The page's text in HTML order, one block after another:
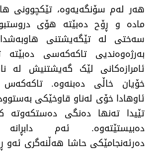
​هەر لەم سۆنگەیەوە، تێکچوونی
مادە و ڕۆح دەبێتە هۆی
سەختی لە تێگەیشتنی
بەرژەوەندیی تاکەکەسی
ئامرازەکانی لێک گەیشتنیش لە
خۆیان خاڵی دەبنەوە. تاکەکەس
ئاوهادا خۆی لەناو قاوخێکی
تێیدا تەنها دەنگی دەستکەوتە
دەبیستێتەوە. ئەم دابڕانە
دەرئەنجامێکی حاشا هەڵنەگری ئەو